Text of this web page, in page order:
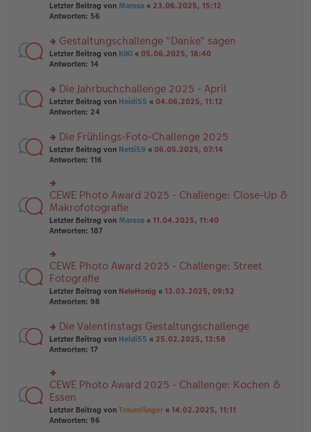
tr
a
e
n
ei
tr
a
u
n
el
es
e
B
ei
tr
g
Letzter Beitrag von Maresa « 23.06.2025, 15:12
Antworten: 56
rs
te
n
g
el
e
n
er
tr
a
g
Gestaltungschallenge "Danke" sagen
Letzter Beitrag von KIKI « 05.06.2025, 18:40
Antworten: 14
rs
te
n
g
el
e
n
er
B
ei
tr
g
Die Jahrbuchchallenge 2025 - April
Letzter Beitrag von Heidi55 « 04.06.2025, 11:12
Antworten: 24
rs
te
u
n
g
el
es
e
er
B
ei
tr
a
g
Die Frühlings-Foto-Challenge 2025
Letzter Beitrag von Netti59 « 06.05.2025, 07:14
Antworten: 116
rs
te
r
u
n
el
es
e
n
er
tr
a
g
CEWE Photo Award 2025 - Challenge: Close-Up &
Makrofotografie
Letzter Beitrag von Maresa « 11.04.2025, 11:40
Antworten: 187
rs
te
r
u
n
el
es
e
er
B
ei
tr
a
g
CEWE Photo Award 2025 - Challenge: Street
Fotografie
Letzter Beitrag von NeleHonig « 13.03.2025, 09:52
Antworten: 98
rs
te
u
n
g
el
es
e
Die Valentinstags Gestaltungschallenge
Letzter Beitrag von Heidi55 « 25.02.2025, 13:58
Antworten: 17
rs
te
r
u
n
CEWE Photo Award 2025 - Challenge: Kochen &
Essen
Letzter Beitrag von Traumfänger « 14.02.2025, 11:11
Antworten: 96